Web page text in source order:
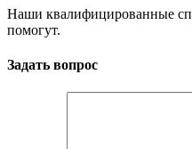
Наши квалифицированные
помогут.
Задать вопрос